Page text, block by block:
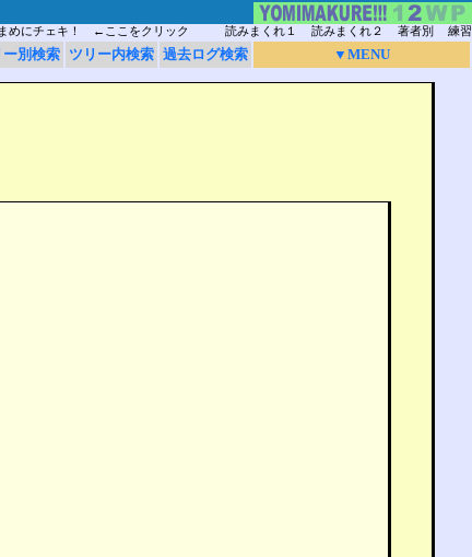
めにチェキ！ ←ここをクリック
読みまくれ１ 読みまくれ２ 著者別 練習
ー別検索 ツリー内検索 過去ログ検索 ▼MENU